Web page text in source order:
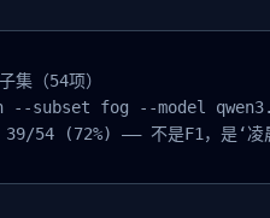
集（54项）
--subset fog --model
39/54 (72%) —— 不是F1，是‘凌